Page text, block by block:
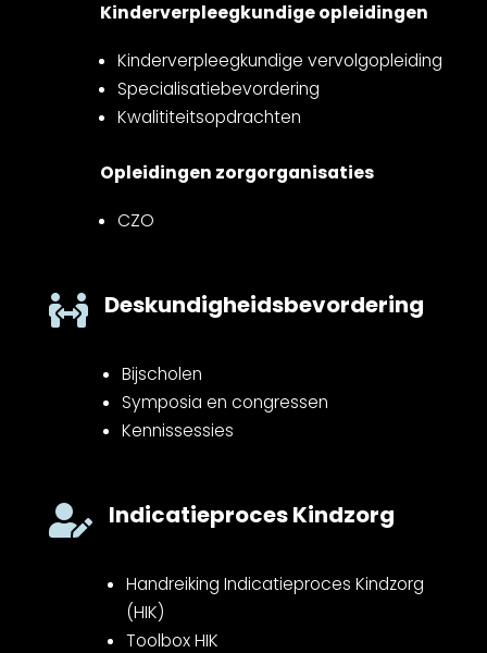
Kinderverpleegkundige opleidingen
Kinderverpleegkundige vervolgopleiding
Specialisatiebevordering
Kwalititeitsopdrachten
Opleidingen zorgorganisaties
CZO
 Deskundigheidsbevordering
Bijscholen
Symposia en congressen
Kennissessies
 Indicatieproces Kindzorg
Handreiking Indicatieproces Kindzorg
(HIK)
Toolbox HIK